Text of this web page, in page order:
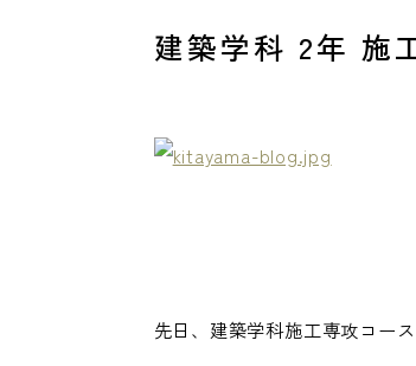
建築学科 2年 施
先日、建築学科施工専攻コース